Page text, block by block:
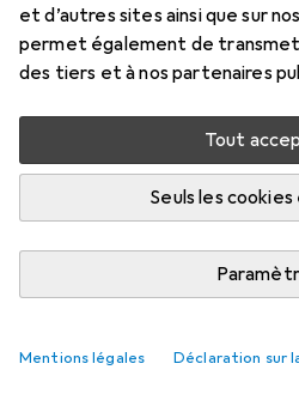
et d’autres sites ainsi que sur
permet également de
des tiers et à nos partenaires
Tout
Seuls les
Mentions légales Déclaration sur
Livré entre lun, 17/8 et mer,
Ajouter
livraison gratuite